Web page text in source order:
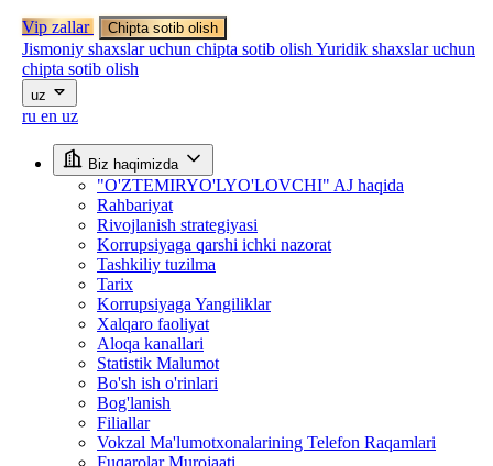
Vip zallar Chipta sotib olish
Jismoniy shaxslar uchun chipta sotib olish Yuridik shaxslar uchun
chipta sotib olish
uz
ru en uz
Biz haqimizda
"O'ZTEMIRYO'LYO'LOVCHI" AJ haqida
Rahbariyat
Rivojlanish strategiyasi
Korrupsiyaga qarshi ichki nazorat
Tashkiliy tuzilma
Tarix
Korrupsiyaga Yangiliklar
Xalqaro faoliyat
Aloqa kanallari
Statistik Malumot
Bo'sh ish o'rinlari
Bog'lanish
Filiallar
Vokzal Ma'lumotxonalarining Telefon Raqamlari